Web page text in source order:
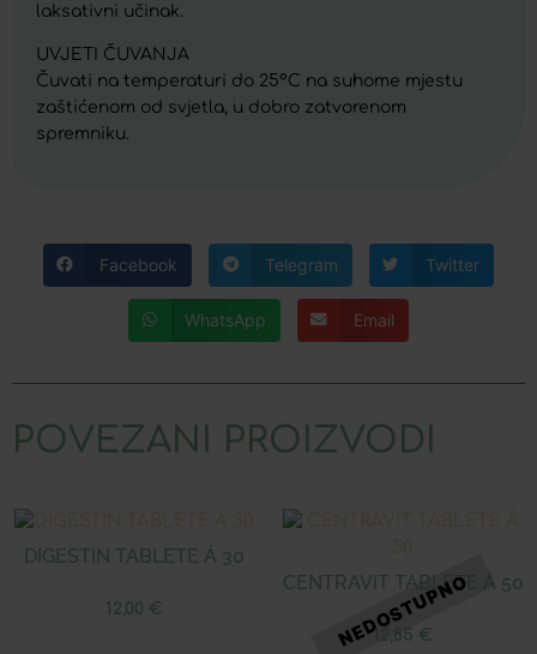
laksativni učinak.
UVJETI ČUVANJA
Čuvati na temperaturi do 25°C na suhome mjestu
zaštićenom od svjetla, u dobro zatvorenom
spremniku.
Facebook Telegram Twitter
WhatsApp Email
POVEZANI PROIZVODI
DIGESTIN TABLETE Á 30
12,00 €
CENTRAVIT TABLETE Á 50
12,85 €